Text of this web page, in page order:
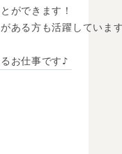
ができます！
ある方も活躍していま
お仕事です♪